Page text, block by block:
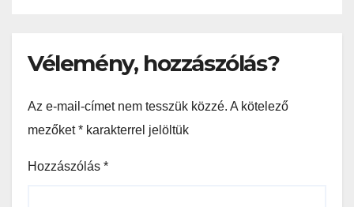
Vélemény, hozzászólás?
Az e-mail-címet nem tesszük közzé. A kötelező
mezőket* karakterrel jelöltük
Hozzászólás *